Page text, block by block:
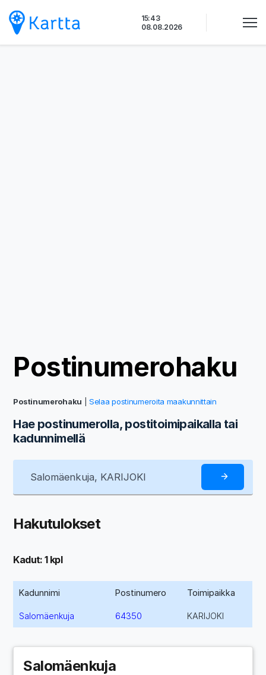
sisältöön
15:43
08.08.2026
Postinumerohaku
Postinumerohaku |Selaa postinumeroita maakunnittain
Hae postinumerolla, postitoimipaikalla tai
kadunnimellä
Hakutulokset
Kadut: 1 kpl
Kadunnimi Postinumero Toimipaikka
Salomäenkuja 64350 KARIJOKI
Salomäenkuja